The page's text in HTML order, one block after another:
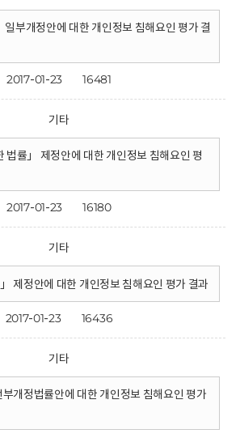
일부개정안에 대한 개인정보 침해요인 평가 결
2017-01-23 16481
기타
법률」 제정안에 대한 개인정보 침해요인 평
2017-01-23 16180
기타
제정안에 대한 개인정보 침해요인 평가 결과
2017-01-23 16436
기타
부개정법률안에 대한 개인정보 침해요인 평가